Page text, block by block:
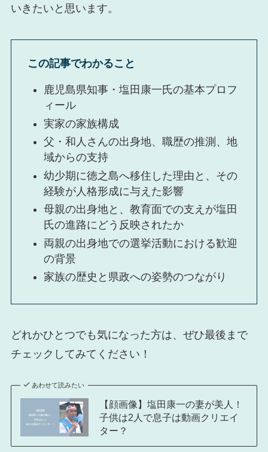
いきたいと思います。
この記事でわかること
鹿児島県知事・塩田康一氏の基本プロフ
ィール
実家の家族構成
父・和人さんの出身地、職歴の推測、地
域からの支持
幼少期に徳之島へ移住した理由と、その
経験が人格形成に与えた影響
母親の出身地と、教育面での支えが塩田
氏の進路にどう反映されたか
両親の出身地での選挙活動における歓迎
の背景
家族の歴史と県政への姿勢のつながり
どれかひとつでも気になった方は、ぜひ最後まで
チェックしてみてください！
あわせて読みたい
【顔画像】塩田康一の妻が美人！
子供は2人で息子は動画クリエイ
ター？